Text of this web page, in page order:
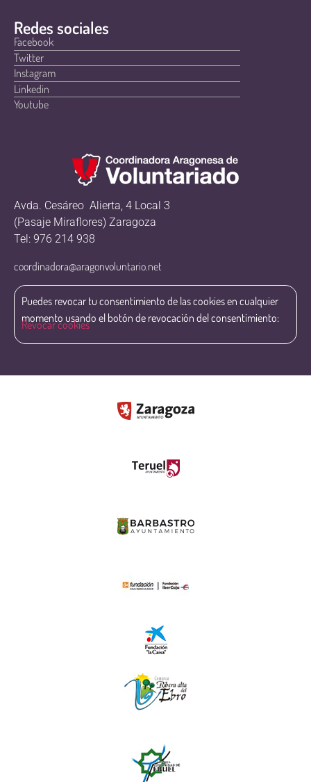
Redes sociales
Facebook
Twitter
Instagram
Linkedin
Youtube
Avda. Cesáreo Alierta, 4 Local 3
(Pasaje Miraflores) Zaragoza
Tel: 976 214 938
coordinadora@aragonvoluntario.net
Puedes revocar tu consentimiento de las cookies en cualquier
momento usando el botón de revocación del consentimiento:
Revocar cookies